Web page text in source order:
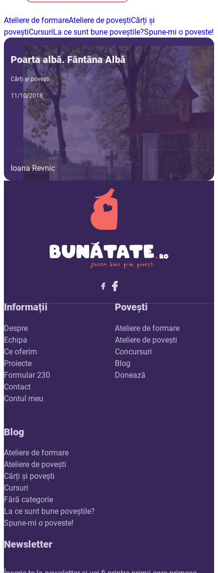
Ateliere de formareAteliere de poveștiCărți și
poveștiCursuriLa ce sunt bune poveștile?Spune-mi o poveste!
Poarta albă. Fântâna Albă
Cărți și povești
11/10/2018
Ioana Revnic
Follow me on X
Follow me on LinkedIn
Follow me on X
Informații
Despre
Echipa
Ce oferim
Proiecte
Formular 230
Contact
Contul meu
Povești
Ateliere de formare
Ateliere de povești
Concursuri
Blog
Donează
Blog
Ateliere de formare
Ateliere de povești
Cărți și povești
Cursuri
Fără categorie
La ce sunt bune poveștile?
Spune-mi o poveste!
Newsletter